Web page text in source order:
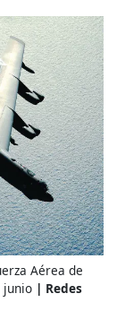
Aérea de
junio
Redes